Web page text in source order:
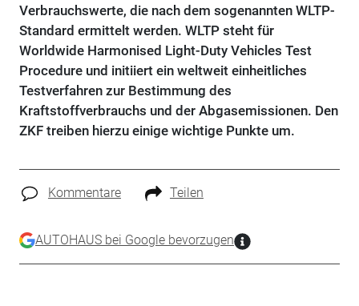
Verbrauchswerte, die nach dem sogenannten WLTP-
Standard ermittelt werden. WLTP steht für
Worldwide Harmonised Light-Duty Vehicles Test
Procedure und initiiert ein weltweit einheitliches
Testverfahren zur Bestimmung des
Kraftstoffverbrauchs und der Abgasemissionen. Den
ZKF treiben hierzu einige wichtige Punkte um.
Kommentare Teilen
AUTOHAUS bei Google bevorzugen